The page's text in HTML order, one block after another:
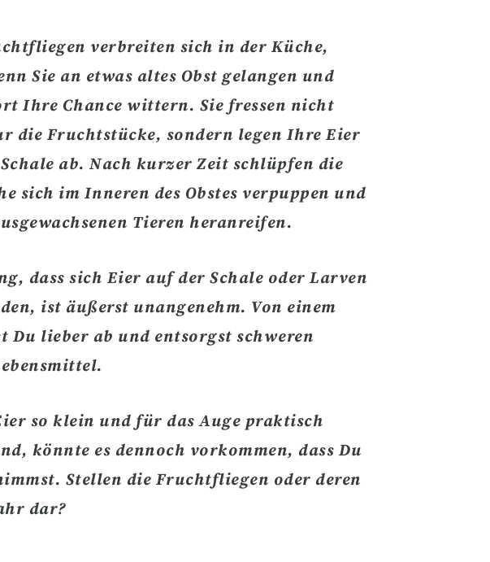
verbreiten sich in der Küche,
Sie an etwas altes Obst gelangen und
Ihre Chance wittern. Sie fressen nicht
die Fruchtstücke, sondern legen Ihre Eier
ab.Nach kurzer Zeit schlüpfen die
sich im Inneren des Obstes verpuppen und
Tieren heranreifen.
dass sich Eier auf der Schale oder Larven
, ist äußerst unangenehm. Von einem
Du lieber ab und entsorgst schweren
so klein und für das Auge praktisch
könnte es dennoch vorkommen, dass Du
Stellen die Fruchtfliegen oder deren
dar?